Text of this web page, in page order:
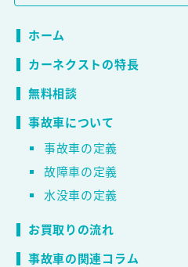
ホーム
カーネクストの特長
無料相談
事故車について
事故車の定義
故障車の定義
水没車の定義
お買取りの流れ
事故車の関連コラム